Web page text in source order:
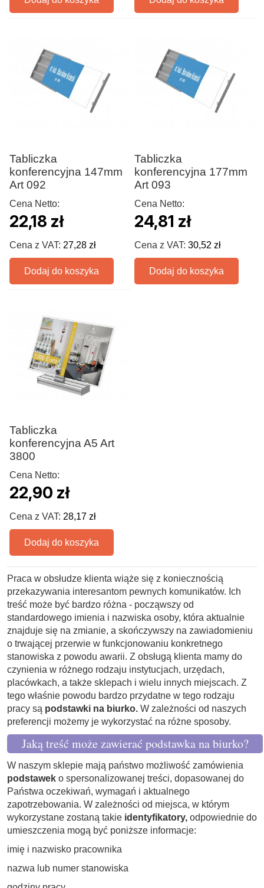
Tabliczka
konferencyjna 147mm
Art 092
Cena Netto:
22,18 zł
Cena z VAT: 27,28 zł
Dodaj do koszyka
Tabliczka
konferencyjna 177mm
Art 093
Cena Netto:
24,81 zł
Cena z VAT:30,52 zł
Dodaj do koszyka
Tabliczka
konferencyjna A5 Art
3800
Cena Netto:
22,90 zł
Cena z VAT: 28,17 zł
Dodaj do koszyka
Praca w obsłudze klienta wiąże się z koniecznością
przekazywania interesantom pewnych komunikatów. Ich
treść może być bardzo różna - począwszy od
standardowego imienia i nazwiska osoby, która aktualnie
znajduje się na zmianie, a skończywszy na zawiadomieniu
o trwającej przerwie w funkcjonowaniu konkretnego
stanowiska z powodu awarii. Z obsługą klienta mamy do
czynienia w różnego rodzaju instytucjach, urzędach,
placówkach, a także sklepach i wielu innych miejscach. Z
tego właśnie powodu bardzo przydatne w tego rodzaju
pracy są podstawki na biurko. W zależności od naszych
preferencji możemy je wykorzystać na różne sposoby.
Jaką treść może zawierać podstawka na biurko?
W naszym sklepie mają państwo możliwość zamówienia
podstawek o spersonalizowanej treści, dopasowanej do
Państwa oczekiwań, wymagań i aktualnego
zapotrzebowania. W zależności od miejsca, w którym
wykorzystane zostaną takie identyfikatory, odpowiednie do
umieszczenia mogą być poniższe informacje:
imię i nazwisko pracownika
nazwa lub numer stanowiska